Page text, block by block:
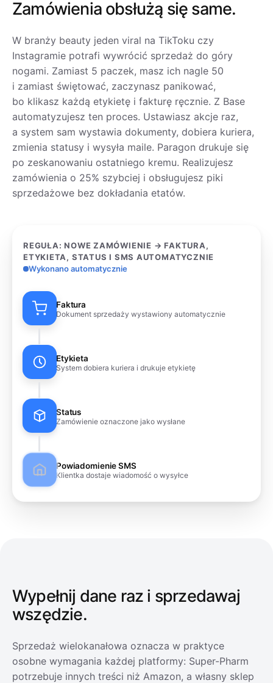
Zamówienia obsłużą się same.
W branży beauty jeden viral na TikToku czy
Instagramie potrafi wywrócić sprzedaż do góry
nogami. Zamiast 5 paczek, masz ich nagle 50
i zamiast świętować, zaczynasz panikować,
bo klikasz każdą etykietę i fakturę ręcznie. Z Base
automatyzujesz ten proces. Ustawiasz akcje raz,
a system sam wystawia dokumenty, dobiera kuriera,
zmienia statusy i wysyła maile. Paragon drukuje się
po zeskanowaniu ostatniego kremu. Realizujesz
zamówienia o 25% szybciej i obsługujesz piki
sprzedażowe bez dokładania etatów.
REGUŁA: NOWE ZAMÓWIENIE → FAKTURA,
ETYKIETA, STATUS I SMS AUTOMATYCZNIE
Wykonano automatycznie
Faktura
Dokument sprzedaży wystawiony automatycznie
Etykieta
System dobiera kuriera i drukuje etykietę
Status
Zamówienie oznaczone jako wysłane
Powiadomienie SMS
Klientka dostaje wiadomość o wysyłce
Wypełnij dane raz i sprzedawaj
wszędzie.
Sprzedaż wielokanałowa oznacza w praktyce
osobne wymagania każdej platformy: Super-Pharm
potrzebuje innych treści niż Amazon, a własny sklep